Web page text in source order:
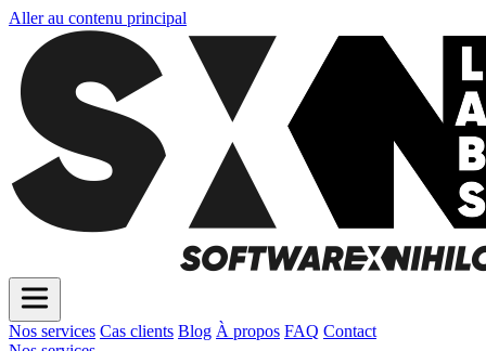
Aller au contenu principal
Nos services Cas clients Blog À propos FAQ Contact